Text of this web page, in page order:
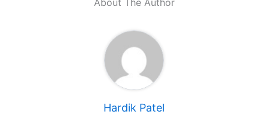
Hardik Patel